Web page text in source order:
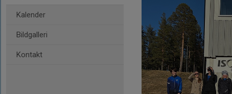
Kalender
Bildgalleri
Kontakt